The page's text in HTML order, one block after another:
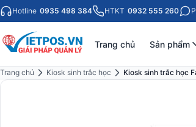
Hotline 0935 498 384 HTKT 0932 555 260
Trang chủ Sản phẩm
Trang chủ Kiosk sinh trắc học
Kiosk sinh trắc học